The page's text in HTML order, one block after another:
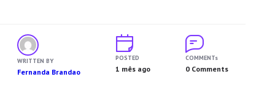
WRITTEN BY
Fernanda Brandao
POSTED
1 mês ago
COMMENTs
0 Comments